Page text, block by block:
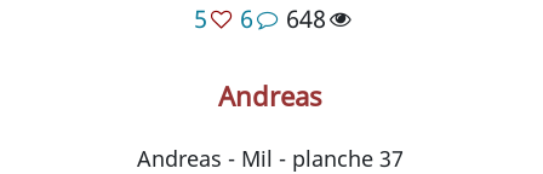
5 6 648
Andreas
Andreas - Mil - planche 37